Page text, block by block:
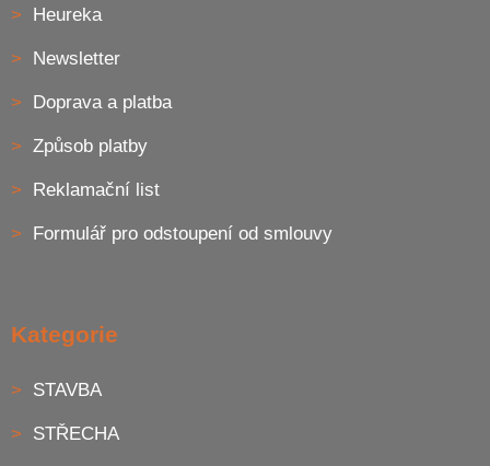
Heureka
Newsletter
Doprava a platba
Způsob platby
Reklamační list
Formulář pro odstoupení od smlouvy
Kategorie
STAVBA
STŘECHA